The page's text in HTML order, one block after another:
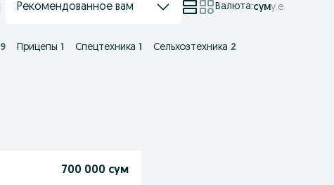
Рекомендованное вам Валюта:суму.е.
9 Прицепы 1 Спецтехника 1 Сельхозтехника 2
700 000 сум